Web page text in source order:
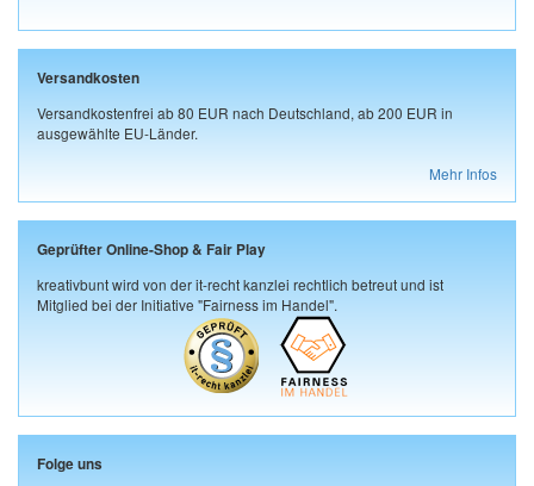
Versandkosten
Versandkostenfrei ab 80 EUR nach Deutschland, ab 200 EUR in
ausgewählte EU-Länder.
Mehr Infos
Geprüfter Online-Shop & Fair Play
kreativbunt wird von der it-recht kanzlei rechtlich betreut und ist
Mitglied bei der Initiative "Fairness im Handel".
Folge uns